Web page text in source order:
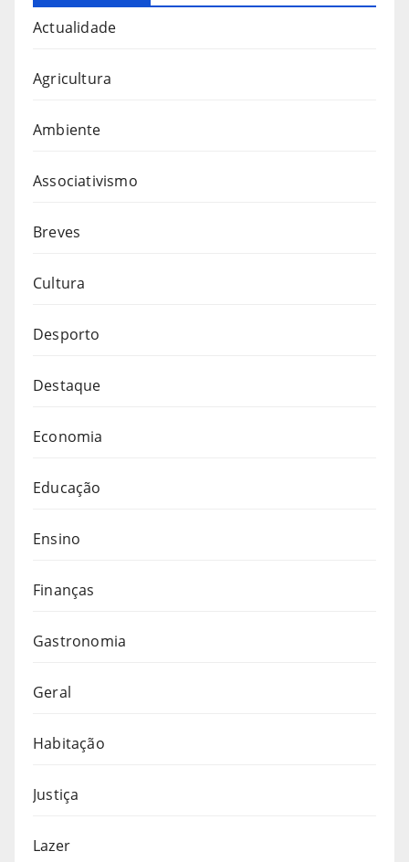
Actualidade
Agricultura
Ambiente
Associativismo
Breves
Cultura
Desporto
Destaque
Economia
Educação
Ensino
Finanças
Gastronomia
Geral
Habitação
Justiça
Lazer